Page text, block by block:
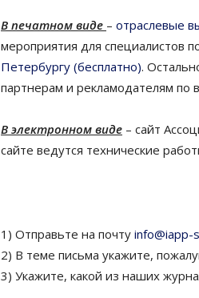
В печатном виде – отраслевые
мероприятия для специалистов
Петербургу (бесплатно).
партнерам и рекламодателям по
В электронном виде – сайт
сайте ведутся технические
1) Отправьте на почту info@iapp-
2) В теме письма укажите,
3) Укажите, какой из наших